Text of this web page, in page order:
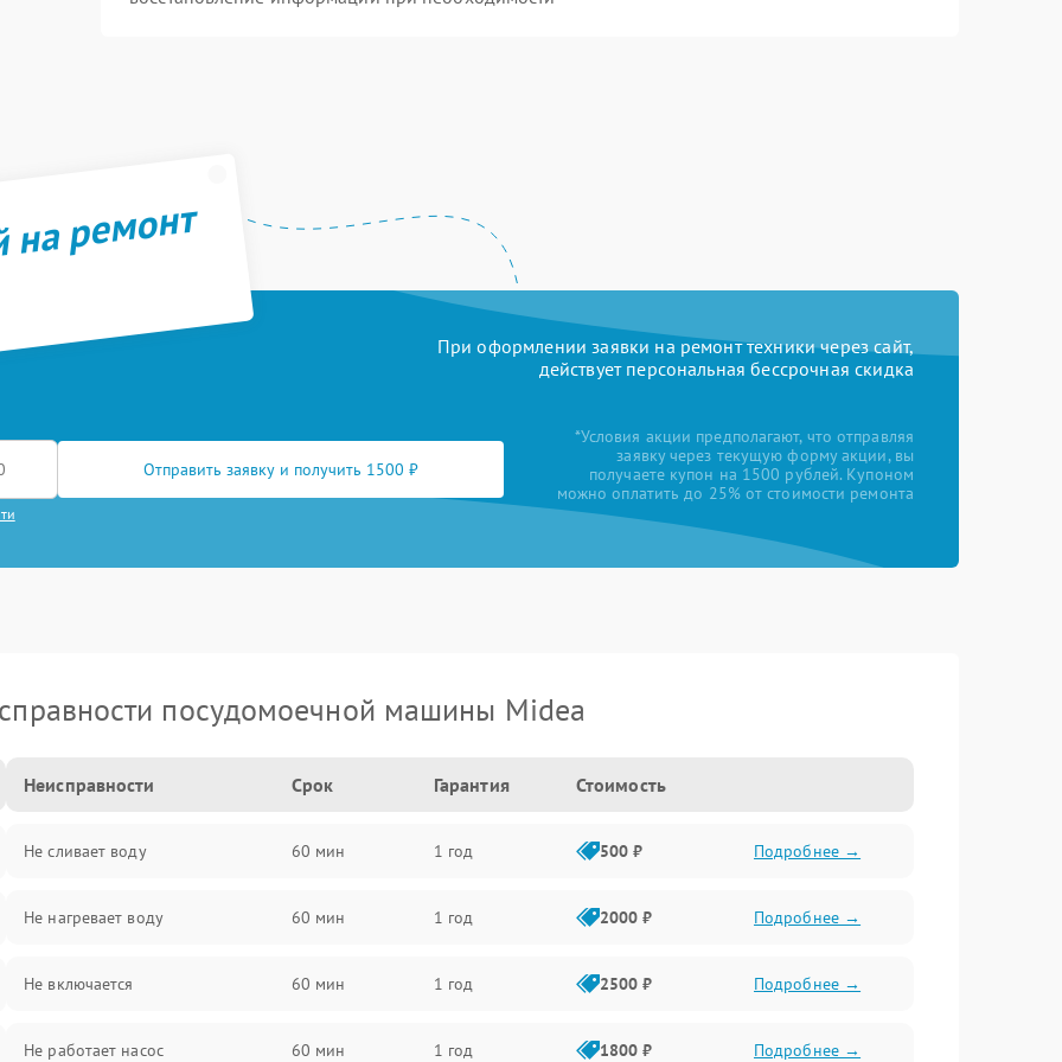
ремонт
При оформлении заявки на ремонт техники через сайт,
действует персональная бессрочная скидка
Отправить заявку и получить 1500 ₽
*Условия акции предполагают, что отправляя
заявку через текущую форму акции, вы
получаете купон на 1500 рублей. Купоном
можно оплатить до 25% от стоимости ремонта
посудомоечной машины Midea
Неисправности Срок Гарантия Стоимость
Не сливает воду 60 мин 1 год 500 ₽ Подробнее →
Не нагревает воду 60 мин 1 год 2000 ₽ Подробнее →
Не включается 60 мин 1 год 2500 ₽ Подробнее →
Не работает насос 60 мин 1 год 1800 ₽ Подробнее →